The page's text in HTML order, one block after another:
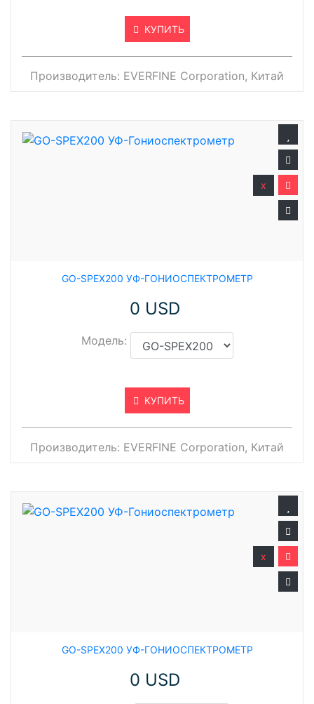
КУПИТЬ
Производитель: EVERFINE Corporation, Китай
GO-SPEX200 УФ-ГОНИОСПЕКТРОМЕТР
0 USD
Модель:
КУПИТЬ
x
Производитель: EVERFINE Corporation, Китай
GO-SPEX200 УФ-ГОНИОСПЕКТРОМЕТР
0 USD
x